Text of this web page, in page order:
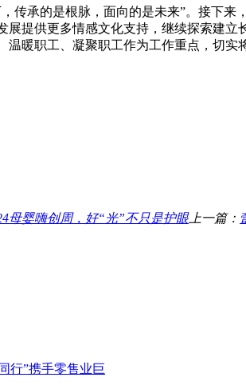
承的是根脉，面向的是未来”。接下来
展提供更多情感文化支持，继续探索建
温暖职工、凝聚职工作为工作重点，切实
母婴嗨创周，好“光”不只是护眼上一篇：
行”携手零售业巨